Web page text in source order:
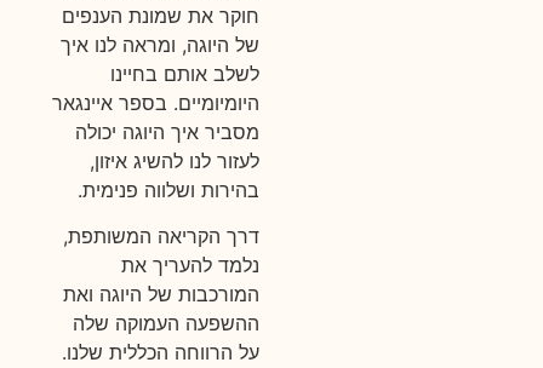
חוקר את שמונת הענפים
של היוגה, ומראה לנו איך
לשלב אותם בחיינו
היומיומיים. בספר איינגאר
מסביר איך היוגה יכולה
לעזור לנו להשיג איזון,
בהירות ושלווה פנימית.
דרך הקריאה המשותפת,
נלמד להעריך את
המורכבות של היוגה ואת
ההשפעה העמוקה שלה
על הרווחה הכללית שלנו.